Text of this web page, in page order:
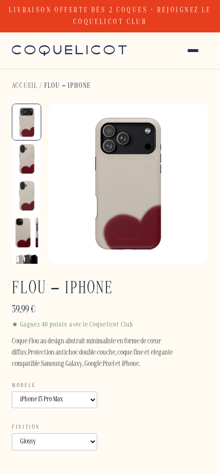
Skip
LIVRAISON OFFERTE DÈS 2 COQUES · REJOIGNEZ LE
COQUELICOT CLUB
ACCUEIL / FLOU – IPHONE
FLOU – IPHONE
39,99€
★ Gagnez 40 points avec le Coquelicot Club
Coque Flou au design abstrait minimaliste en forme de cœur
diffus. Protection antichoc double couche, coque fine et élégante
compatible Samsung Galaxy, Google Pixel et iPhone.
MODÈLE
FINITION